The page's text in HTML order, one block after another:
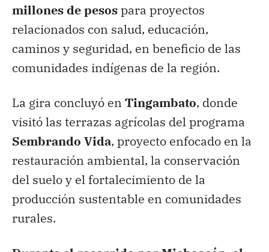
millones de pesospara proyectos
relacionados con salud, educación,
caminos y seguridad, en beneficio de las
comunidades indígenas de la región.
La gira concluyó en Tingambato, donde
visitó las terrazas agrícolas del programa
Sembrando Vida, proyecto enfocado en la
restauración ambiental, la conservación
del suelo y el fortalecimiento de la
producción sustentable en comunidades
rurales.